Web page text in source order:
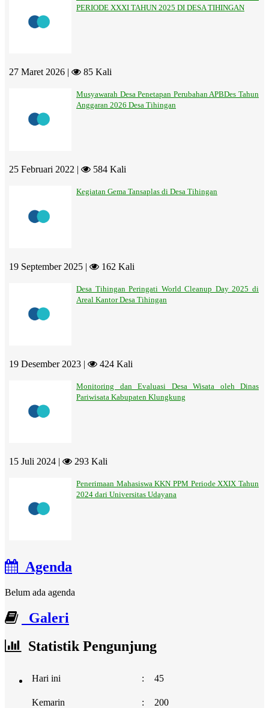
PERIODE XXXI TAHUN 2025 DI DESA TIHINGAN
27 Maret 2026 | 85 Kali
Musyawarah Desa Penetapan Perubahan APBDes Tahun
Anggaran 2026 Desa Tihingan
25 Februari 2022 | 584 Kali
Kegiatan Gema Tansaplas di Desa Tihingan
19 September 2025 | 162 Kali
Desa Tihingan Peringati World Cleanup Day 2025 di
Areal Kantor Desa Tihingan
19 Desember 2023 | 424 Kali
Monitoring dan Evaluasi Desa Wisata oleh Dinas
Pariwisata Kabupaten Klungkung
15 Juli 2024 | 293 Kali
Penerimaan Mahasiswa KKN PPM Periode XXIX Tahun
2024 dari Universitas Udayana
Agenda
Belum ada agenda
Galeri
Statistik Pengunjung
Hari ini : 45
Kemarin : 200